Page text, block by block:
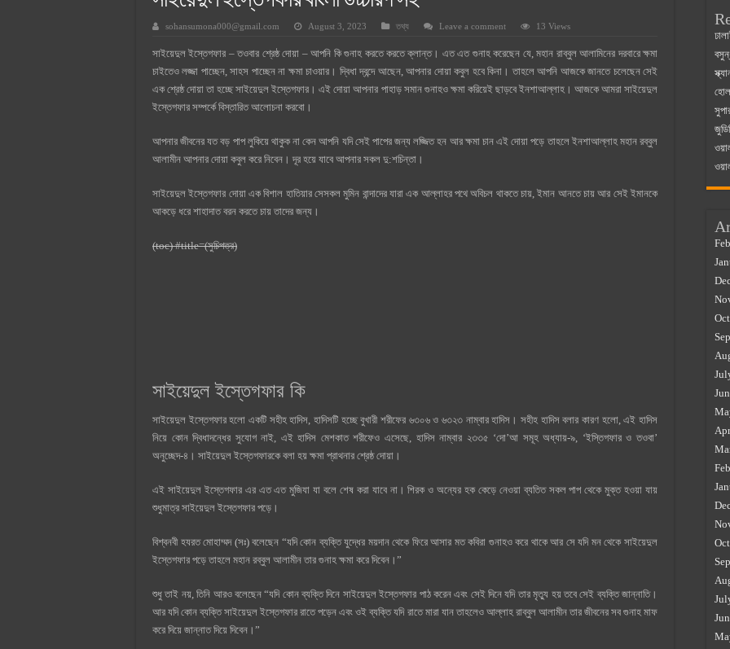
সুপারক্রিট সিমেন্ট দাম ২০২৫
জুডিশিয়াল ম্যাজিস্ট্রেট কি? জুডিশিয়াল ম্যাজিস্ট্রেট এর সুযোগ সুবিধা
ওয়ালটন মোবাইল কিস্তিতে কেনার নিয়ম ২০২৫
ওয়ালটন টিভি কিস্তিতে কেনার নিয়ম ২০২৫
গ্রামে লাভজনক ব্যবসা ২০২৫ ও গ্রামের বাজারে ব্যবসার আইডিয়া
জেনে নিন, বর্তমানে মোবাইল ঘড়ি দাম কত ২০২৫
sohansumona000@gmail.com August 3, 2023 তথ্য Leave a comment 13 Views
সাইয়েদুল ইস্তেগফার – তওবার শ্রেষ্ঠ দোয়া – আপনি কি গুনাহ করতে করতে ক্লান্ত। এত এত গুনাহ করেছেন যে, মহান রাব্বুল আলামিনের দরবারে ক্ষমা
চাইতেও লজ্জা পাচ্ছেন, সাহস পাচ্ছেন না ক্ষমা চাওয়ার। দ্বিধা দ্বন্দে আছেন, আপনার দোয়া কবুল হবে কিনা। তাহলে আপনি আজকে জানতে চলেছেন সেই
এক শ্রেষ্ঠ দোয়া তা হচ্ছে সাইয়েদুল ইস্তেগফার। এই দোয়া আপনার পাহাড় সমান গুনাহও ক্ষমা করিয়েই ছাড়বে ইনশাআল্লাহ। আজকে আমরা সাইয়েদুল
ইস্তেগফার সম্পর্কে বিস্তারিত আলোচনা করবো।
আপনার জীবনের যত বড় পাপ লুকিয়ে থাকুক না কেন আপনি যদি সেই পাপের জন্য লজ্জিত হন আর ক্ষমা চান এই দোয়া পড়ে তাহলে ইনশাআল্লাহ মহান রব্বুল
আলামীন আপনার দোয়া কবুল করে নিবেন। দূর হয়ে যাবে আপনার সকল দু:শচিন্তা।
সাইয়েদুল ইস্তেগফার দোয়া এক বিশাল হাতিয়ার সেসকল মুমিন বান্দাদের যারা এক আল্লাহর পথে অবিচল থাকতে চায়, ইমান আনতে চায় আর সেই ইমানকে
আকড়ে ধরে শাহাদাত বরন করতে চায় তাদের জন্য।
(toc) #title=(সুচিপত্র)
সাইয়েদুল ইস্তেগফার কি
সাইয়েদুল ইস্তেগফার হলো একটি সহীহ হাদিস, হাদিসটি হচ্ছে বুখারী শরীফের ৬৩০৬ ও ৬৩২৩ নাম্বার হাদিস। সহীহ হাদিস বলার কারণ হলো, এই হাদিস
নিয়ে কোন দ্বিধাদন্ধের সুযোগ নাই, এই হাদিস মেশকাত শরীফেও এসেছে, হাদিস নাম্বার ২৩৩৫ ‘দো’আ সমূহ অধ্যায়-৯, ‘ইস্তিগফার ও তওবা’
অনুচ্ছেদ-৪। সাইয়েদুল ইস্তেগফারকে বলা হয় ক্ষমা প্রাথনার শ্রেষ্ঠ দোয়া।
এই সাইয়েদুল ইস্তেগফার এর এত এত মুজিযা যা বলে শেষ করা যাবে না। শিরক ও অন্যের হক কেড়ে নেওয়া ব্যতিত সকল পাপ থেকে মুক্ত হওয়া যায়
শুধুমাত্র সাইয়েদুল ইস্তেগফার পড়ে।
বিশ্বনবী হযরত মোহাম্মদ (সঃ) বলেছেন “যদি কোন ব্যক্তি যুদ্ধের ময়দান থেকে ফিরে আসার মত কবিরা গুনাহও করে থাকে আর সে যদি মন থেকে সাইয়েদুল
ইস্তেগফার পড়ে তাহলে মহান রব্বুল আলামীন তার গুনাহ ক্ষমা করে দিবেন।”
শুধু তাই নয়, তিনি আরও বলেছেন “যদি কোন ব্যক্তি দিনে সাইয়েদুল ইস্তেগফার পাঠ করেন এবং সেই দিনে যদি তার মৃত্যু হয় তবে সেই ব্যক্তি জান্নাতি।
আর যদি কোন ব্যক্তি সাইয়েদুল ইস্তেগফার রাতে পড়েন এবং ওই ব্যক্তি যদি রাতে মারা যান তাহলেও আল্লাহ রাব্বুল আলামীন তার জীবনের সব গুনাহ মাফ
করে দিয়ে জান্নাত দিয়ে দিবেন।”